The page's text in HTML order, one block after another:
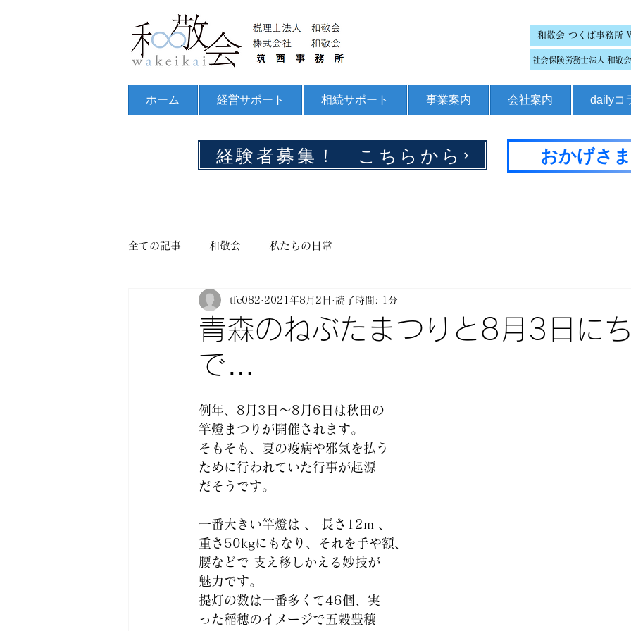
和敬会 つくば事務所
社会保険労務士法人 和敬
ホーム 経営サポート 相続サポート 事業案内 会社案内 dailyコ
経験者募集！ こちらから おかげさ
全ての記事 和敬会 私たちの日常
青森のねぶたまつりと8月3日に
で…
tfc082 2021年8月2日 読了時間: 1分
例年、8月3日～8月6日は秋田の
竿燈まつりが開催されます。
そもそも、夏の疫病や邪気を払う
ために行われていた行事が起源
だそうです。
一番大きい竿燈は 、 長さ12m 、
重さ50kgにもなり、それを手や額、
腰などで 支え移しかえる妙技が
魅力です。
提灯の数は一番多くて46個、実
った稲穂のイメージで五穀豊穣